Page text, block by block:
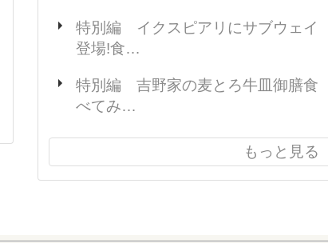
特別編 イクスピアリにサブウェイ
登場!食…
特別編 吉野家の麦とろ牛皿御膳食
べてみ…
もっと見る